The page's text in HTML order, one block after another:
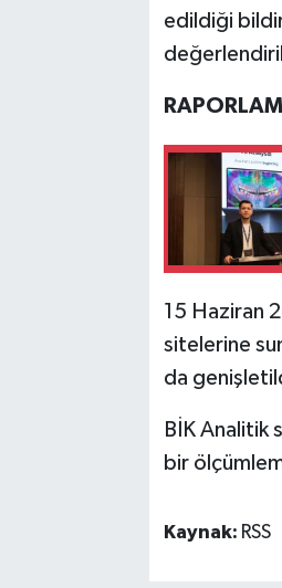
edildiği
15 Haziran
sitelerine
da
BİK Analitik
bir
Kaynak: RSS